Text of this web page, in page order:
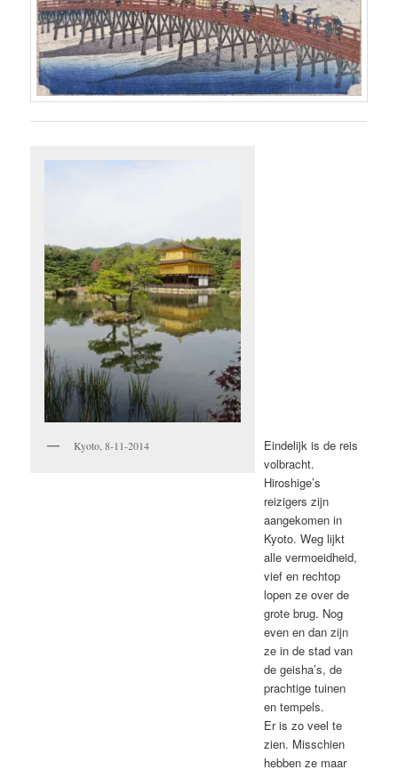
Kyoto, 8-11-2014
Eindelijk is de reis
volbracht.
Hiroshige’s
reizigers zijn
aangekomen in
Kyoto. Weg lijkt
alle vermoeidheid,
vief en rechtop
lopen ze over de
grote brug. Nog
even en dan zijn
ze in de stad van
de geisha’s, de
prachtige tuinen
en tempels.
Er is zo veel te
zien. Misschien
hebben ze maar